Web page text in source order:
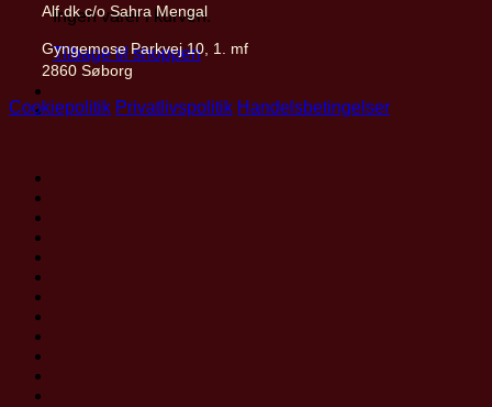
Ingen varer i kurven.
Tilbage til shoppen
Alf.dk c/o Sahra Mengal
Gyngemose Parkvej 10, 1. mf
2860 Søborg
Cookiepolitik Privatlivspolitik Handelsbetingelser